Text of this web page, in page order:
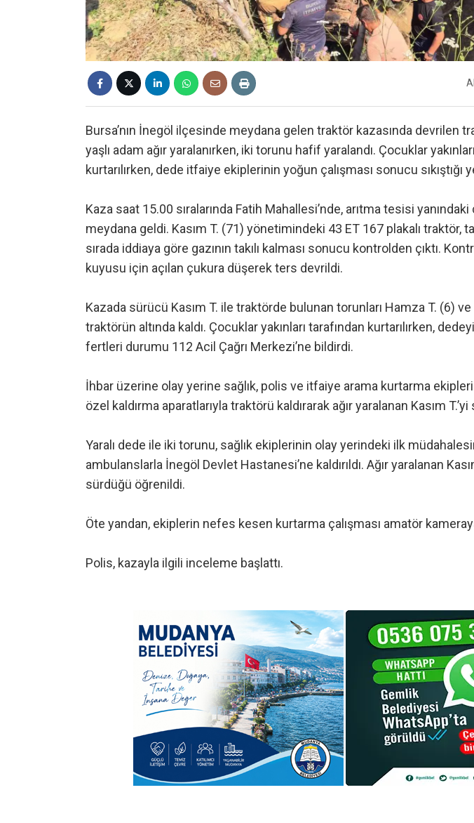
Bursa’nın İnegöl ilçesinde meydana gelen traktör kazasında devrilen
yaşlı adam ağır yaralanırken, iki torunu hafif yaralandı. Çocuklar
kurtarılırken, dede itfaiye ekiplerinin yoğun çalışması sonucu sıkıştığı
Kaza saat 15.00 sıralarında Fatih Mahallesi’nde, arıtma tesisi
meydana geldi. Kasım T. (71) yönetimindeki 43 ET 167 plakalı traktör,
sırada iddiaya göre gazının takılı kalması sonucu kontrolden çıktı.
kuyusu için açılan çukura düşerek ters devrildi.
Kazada sürücü Kasım T. ile traktörde bulunan torunları Hamza T. (6)
traktörün altında kaldı. Çocuklar yakınları tarafından kurtarılırken,
fertleri durumu 112 Acil Çağrı Merkezi’ne bildirdi.
İhbar üzerine olay yerine sağlık, polis ve itfaiye arama kurtarma
özel kaldırma aparatlarıyla traktörü kaldırarak ağır yaralanan Kasım T.’yi
Yaralı dede ile iki torunu, sağlık ekiplerinin olay yerindeki ilk
ambulanslarla İnegöl Devlet Hastanesi’ne kaldırıldı. Ağır yaralanan
sürdüğü öğrenildi.
Öte yandan, ekiplerin nefes kesen kurtarma çalışması amatör
Polis, kazayla ilgili inceleme başlattı.